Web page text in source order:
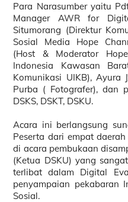
Para Narasumber yaitu
Manager AWR for
Situmorang (Direktur
Sosial Media Hope
(Host & Moderator
Indonesia Kawasan
Komunikasi UIKB), Ayura
Purba ( Fotografer), dan
DSKS, DSKT, DSKU.
Acara ini berlangsung
Peserta dari empat
di acara pembukaan
(Ketua DSKU) yang
terlibat dalam Digital
penyampaian pekabaran
Sosial.